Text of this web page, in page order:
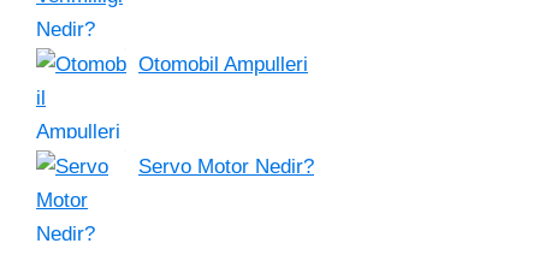
Otomobil Ampulleri
Servo Motor Nedir?